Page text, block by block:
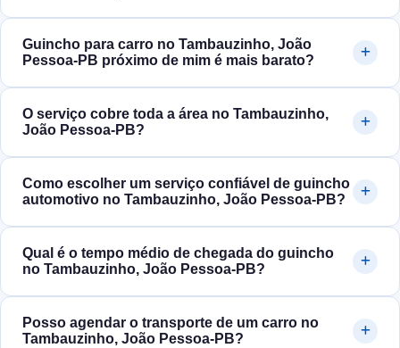
Guincho para carro no Tambauzinho, João
Pessoa‑PB próximo de mim é mais barato?
O serviço cobre toda a área no Tambauzinho,
João Pessoa‑PB?
Como escolher um serviço confiável de guincho
automotivo no Tambauzinho, João Pessoa‑PB?
Qual é o tempo médio de chegada do guincho
no Tambauzinho, João Pessoa‑PB?
Posso agendar o transporte de um carro no
Tambauzinho, João Pessoa‑PB?